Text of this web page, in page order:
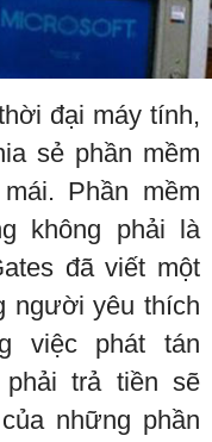
đại máy tính,
sẻ phần mềm
Phần mềm
không phải là
đã viết một
người yêu thích
việc phát tán
phải trả tiền sẽ
những phần